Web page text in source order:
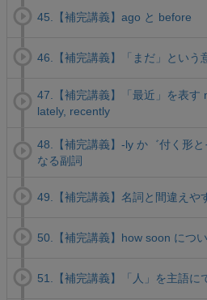
45.【補完講義】ago と before
46.【補完講義】「まだ」という
47.【補完講義】「最近」を表す
lately, recently
48.【補完講義】-ly か゛付く形
なる副詞
49.【補完講義】名詞と間違えや
50.【補完講義】how soon につ
51.【補完講義】「人」を主語に